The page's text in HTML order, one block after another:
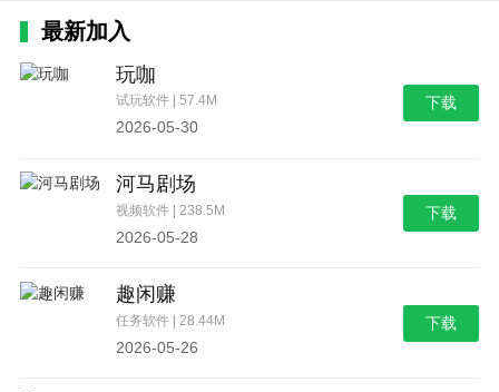
最新加入
玩咖
试玩软件 | 57.4M
2026-05-30
下载
河马剧场
视频软件 | 238.5M
2026-05-28
下载
趣闲赚
任务软件 | 28.44M
2026-05-26
下载